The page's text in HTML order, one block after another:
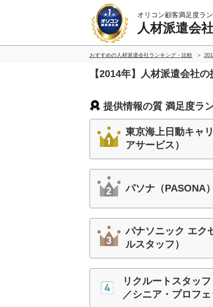
オリコン顧客満足度ラ
人材派遣会
おすすめの人材派遣会社ランキング・比較
【2014年】人材派遣会社
提供情報の質 満足度ラ
東京海上日動キャ
アサービス）
パソナ（PASONA）
パナソニック エク
ルスタッフ）
リクルートスタッ
／シニア・プロフェ